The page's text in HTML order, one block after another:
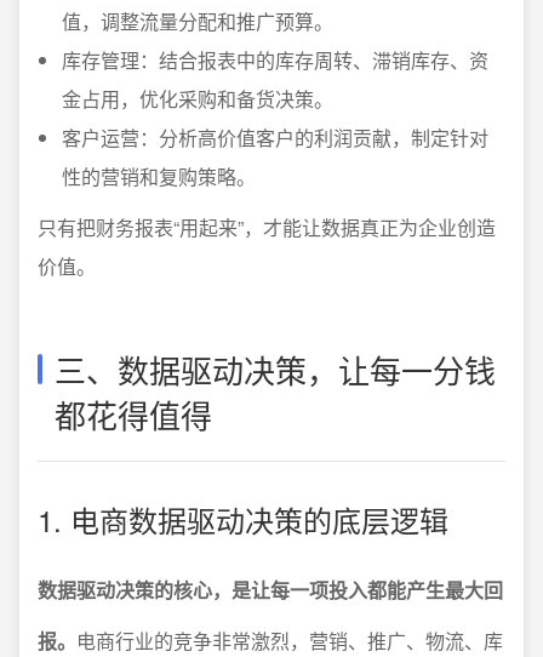
值，调整流量分配和推广预算。
库存管理：结合报表中的库存周转、滞销库存、资
金占用，优化采购和备货决策。
客户运营：分析高价值客户的利润贡献，制定针对
性的营销和复购策略。
只有把财务报表“用起来”，才能让数据真正为企业创造
价值。
三、数据驱动决策，让每一分钱
都花得值得
1. 电商数据驱动决策的底层逻辑
数据驱动决策的核心，是让每一项投入都能产生最大回
报。 电商行业的竞争非常激烈，营销、推广、物流、库